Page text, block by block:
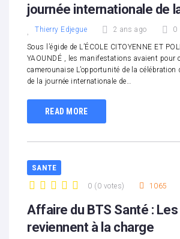
journée internationale de
Thierry Edjegue 2 ans ago 0
Sous l’égide de L’ÉCOLE CITOYENNE ET
YAOUNDÉ , les manifestations avaient pour
camerounaise L’opportunité de la célébration
de la journée internationale de…
READ MORE
SANTE
0 ( 0 votes) 1065
Affaire du BTS Santé : Les
reviennent à la charge